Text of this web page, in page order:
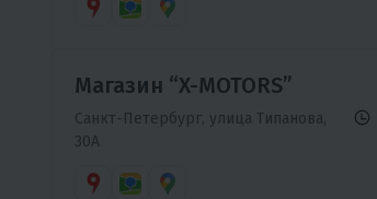
Магазин “X-MOTORS”
Санкт-Петербург, улица Типанова,
30А